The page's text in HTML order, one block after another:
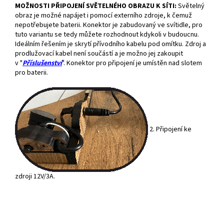
MOŽNOSTI PŘIPOJENÍ SVĚTELNÉHO OBRAZU K SÍTI: Světelný
obraz je možné napájet i pomocí externího zdroje, k čemuž
nepotřebujete baterii. Konektor je zabudovaný ve svítidle, pro
tuto variantu se tedy můžete rozhodnout kdykoli v budoucnu.
Ideálním řešením je skrytí přívodního kabelu pod omítku. Zdroj a
prodlužovací kabel není součástí a je možno jej zakoupit
v "Příslušenství". Konektor pro připojení je umístěn nad slotem
pro baterii.
2. Připojení ke
zdroji 12V/3A.